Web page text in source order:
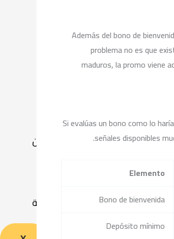
من نحن
الرئيسية
Además del bono de
problema no es que
maduros, la promo viene
Si evalúas un bono como lo
señales disponibles
Elemento
Bono de bienvenida
Depósito mínimo